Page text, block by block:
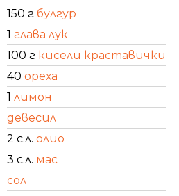
150 г булгур
1 глава лук
100 г кисели краставички
40 ореха
1 лимон
девесил
2 с.л. олио
3 с.л. мас
сол